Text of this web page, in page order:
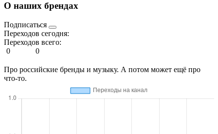
О наших брендах
Подписаться
Переходов сегодня:
Переходов всего:
0
0
Про российские бренды и музыку. А потом может ещё про
что-то.